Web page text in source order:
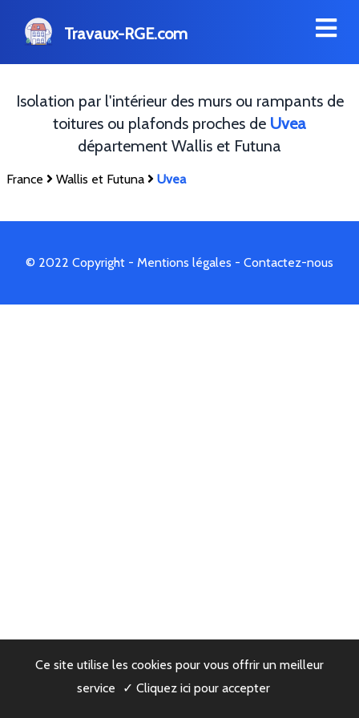
Travaux-RGE.com
Isolation par l'intérieur des murs ou rampants de
toitures ou plafonds proches de Uvea
département Wallis et Futuna
France Wallis et Futuna Uvea
© 2022 Copyright - Mentions légales - Contactez-nous
Ce site utilise les cookies pour vous offrir un meilleur
service
✓ Cliquez ici pour accepter